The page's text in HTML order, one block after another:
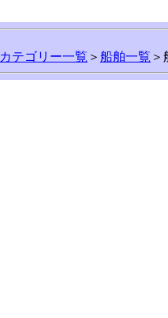
カテゴリー一覧 ＞ 船舶一覧 ＞